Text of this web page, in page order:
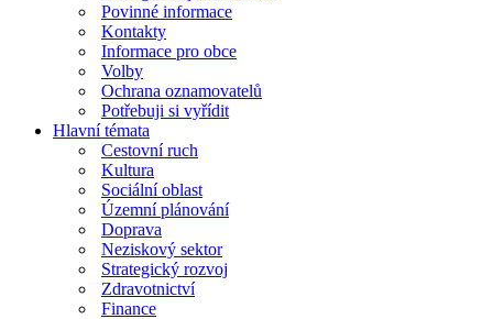
Povinné informace
Kontakty
Informace pro obce
Volby
Ochrana oznamovatelů
Potřebuji si vyřídit
Hlavní témata
Cestovní ruch
Kultura
Sociální oblast
Územní plánování
Doprava
Neziskový sektor
Strategický rozvoj
Zdravotnictví
Finance